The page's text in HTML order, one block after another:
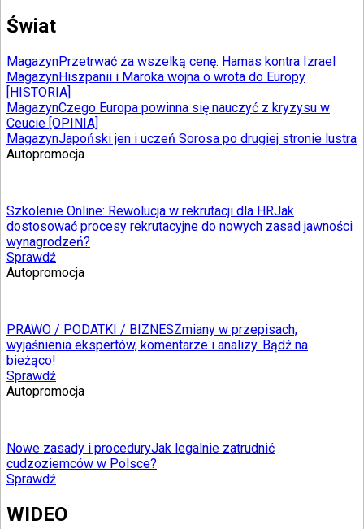
Świat
MagazynPrzetrwać za wszelką cenę. Hamas kontra Izrael
MagazynHiszpanii i Maroka wojna o wrota do Europy
[HISTORIA]
MagazynCzego Europa powinna się nauczyć z kryzysu w
Ceucie [OPINIA]
MagazynJapoński jen i uczeń Sorosa po drugiej stronie lustra
Autopromocja
Szkolenie Online: Rewolucja w rekrutacji dla HRJak
dostosować procesy rekrutacyjne do nowych zasad jawności
wynagrodzeń?
Sprawdź
Autopromocja
PRAWO / PODATKI / BIZNESZmiany w przepisach,
wyjaśnienia ekspertów, komentarze i analizy. Bądź na
bieżąco!
Sprawdź
Autopromocja
Nowe zasady i proceduryJak legalnie zatrudnić
cudzoziemców w Polsce?
Sprawdź
WIDEO